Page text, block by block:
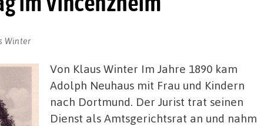
Winter
Von Klaus Winter Im Jahre 1890 kam
Adolph Neuhaus mit Frau und Kindern
nach Dortmund. Der Jurist trat seinen
Dienst als Amtsgerichtsrat an und nahm